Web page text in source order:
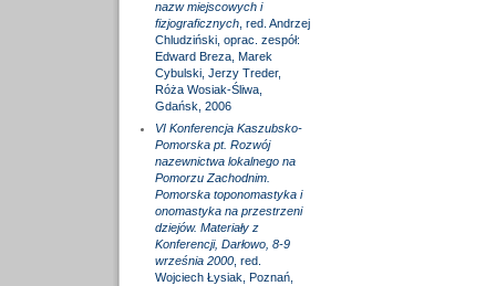
nazw miejscowych i
fizjograficznych, red. Andrzej
Chludziński, oprac. zespół:
Edward Breza, Marek
Cybulski, Jerzy Treder,
Róża Wosiak-Śliwa,
Gdańsk, 2006
VI Konferencja Kaszubsko-
Pomorska pt. Rozwój
nazewnictwa lokalnego na
Pomorzu Zachodnim.
Pomorska toponomastyka i
onomastyka na przestrzeni
dziejów. Materiały z
Konferencji, Darłowo, 8-9
września 2000, red.
Wojciech Łysiak, Poznań,